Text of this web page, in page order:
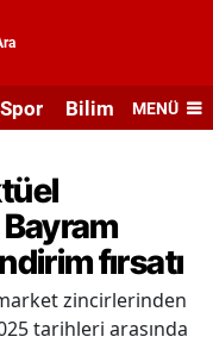
Spor Bilim veMENÜ
fırsatı
zincirlerinden
tarihleri arasında